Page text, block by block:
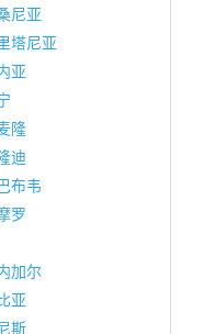
尼亚
塔尼亚
亚
隆
迪
布韦
罗
加尔
亚
斯